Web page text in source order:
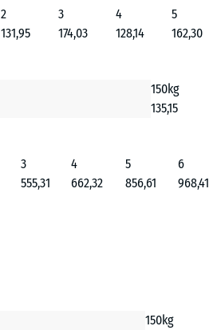
2 3 4 5
131,95 174,03 128,14 162,30
150kg
135,15
3 4 5 6
555,31 662,32 856,61 968,41
150kg